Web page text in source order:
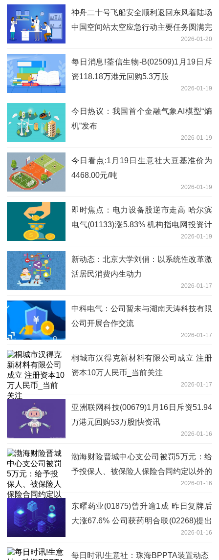
神舟二十号飞船安全顺利返回东风着陆场
中国空间站太空应急行动主要任务圆满完
2026-01-20
每日消息!荃信生物-B(02509)1月19日斥
资118.18万港元回购5.3万股
2026-01-19
今日热议：我国首个金融气象AI模型“熵
机”发布
2026-01-19
今日看点:1月19日生意社大豆基准价为
4468.00元/吨
2026-01-19
即时焦点：电力设备股逆市走高 哈尔滨
电气(01133)涨5.83% 机构指电网投资计
划将带动新型电力产业链高质量发展2026-01-19
新动态：北京大学刘俏：以系统性改革激
活居民消费内生动力
2026-01-17
中科电气：公司暂未与湖南天涛科技有限
公司开展合作交流
2026-01-17
桐城市汉得克新材料有限公司成立 注册
资本10万人民币_当前关注
2026-01-17
亚洲联网科技(00679)1月16日斥资51.94
万港元回购53万股|快资讯
2026-01-16
渤海财险晋城中心支公司被罚5万元：给
予投保人、被保险人保险合同约定以外的
2026-01-16
东曜药业(01875)曾升逾1成 昨日复牌后
大涨67.6% 公司获药明合联(02268)提出
2026-01-16
每日时讯!生意社：珠海BPPTA装置动态